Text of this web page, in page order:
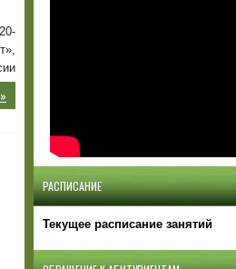
РАСПИСАНИЕ
Текущее расписание занятий